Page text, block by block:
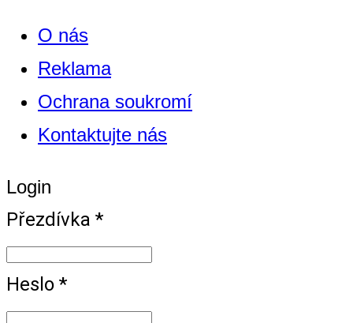
O nás
Reklama
Ochrana soukromí
Kontaktujte nás
Login
Přezdívka *
Heslo *